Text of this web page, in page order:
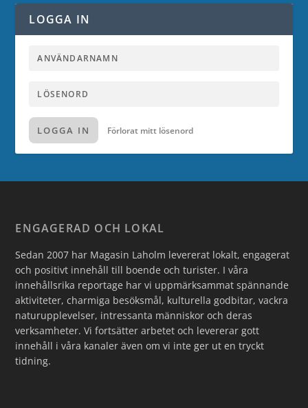
LOGGA IN
LOGGA IN Förlorat mitt lösenord
ENGAGERAD OCH LOKAL
Sedan 2007 har Magasin Laholm levererat lokalt, engagerat
och positivt innehåll till boende och turister. I våra
innehållsrika reportage har vi uppmärksammat spännande
aktiviteter, charmiga besöksmål, kulturella godbitar, vackra
naturupplevelser, intressanta människor och deras
verksamheter. Vi fortsätter arbetet och levererar gott
innehåll i våra kanaler även om vi inte ger ut en tryckt
tidning.